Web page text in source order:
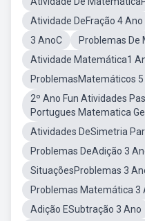
Atividade DeFração 4 Ano
3 AnoC
Problemas De
Atividade Matemática1
ProblemasMatemáticos 5
2º Ano Fun Atividades
Portugues Matematica
Atividades DeSimetria
Problemas DeAdição 3
SituaçõesProblemas 3
Problemas Matemática 3
Adição ESubtração 3 Ano